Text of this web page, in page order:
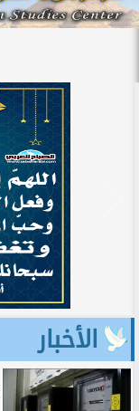
الأخبار